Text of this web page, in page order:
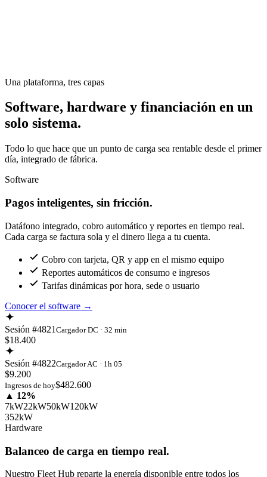
Una plataforma, tres capas
Software, hardware y financiación en un
solo sistema.
Todo lo que hace que un punto de carga sea rentable desde el primer
día, integrado de fábrica.
Software
Pagos inteligentes, sin fricción.
Datáfono integrado, cobro automático y reportes en tiempo real.
Cada carga se factura sola y el dinero llega a tu cuenta.
Cobro con tarjeta, QR y app en el mismo equipo
Reportes automáticos de consumo e ingresos
Tarifas dinámicas por hora, sede o usuario
Conocer el software →
Sesión #4821 Cargador DC · 32 min
$18.400
Sesión #4822Cargador AC · 1h 05
$9.200
Ingresos de hoy$482.600
▲ 12%
7kW22kW50kW120kW
352kW
Hardware
Balanceo de carga en tiempo real.
Nuestro Fleet Hub reparte la energía disponible entre todos los